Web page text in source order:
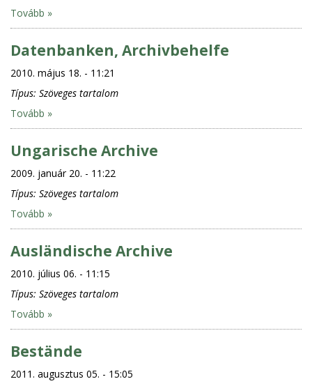
Tovább »
Datenbanken, Archivbehelfe
2010. május 18. - 11:21
Típus: Szöveges tartalom
Tovább »
Ungarische Archive
2009. január 20. - 11:22
Típus: Szöveges tartalom
Tovább »
Ausländische Archive
2010. július 06. - 11:15
Típus: Szöveges tartalom
Tovább »
Bestände
2011. augusztus 05. - 15:05